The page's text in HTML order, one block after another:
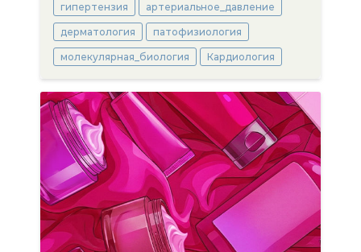
гипертензия артериальное_давление
дерматология патофизиология
молекулярная_биология Кардиология